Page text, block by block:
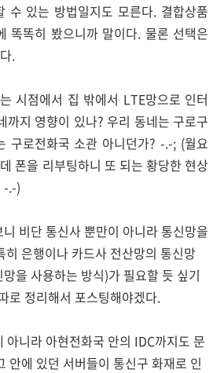
수 있는 방법일지도 모른다. 결합상품
똑똑히 봤으니까 말이다. 물론 선택은
.
시점에서 집 밖에서 LTE망으로 인터
까지 영향이 있나? 우리 동네는 구로구
구로전화국 소관 아니던가? -.-; (월요
폰을 리부팅하니 또 되는 황당한 현상
-.-)
비단 통신사 뿐만이 아니라 통신망을
히 은행이나 카드사 전산망의 통신망
을 사용하는 방식)가 필요할 듯 싶기
로 정리해서 포스팅해야겠다.
아니라 아현전화국 안의 IDC까지도 문
안에 있던 서버들이 통신구 화재로 인